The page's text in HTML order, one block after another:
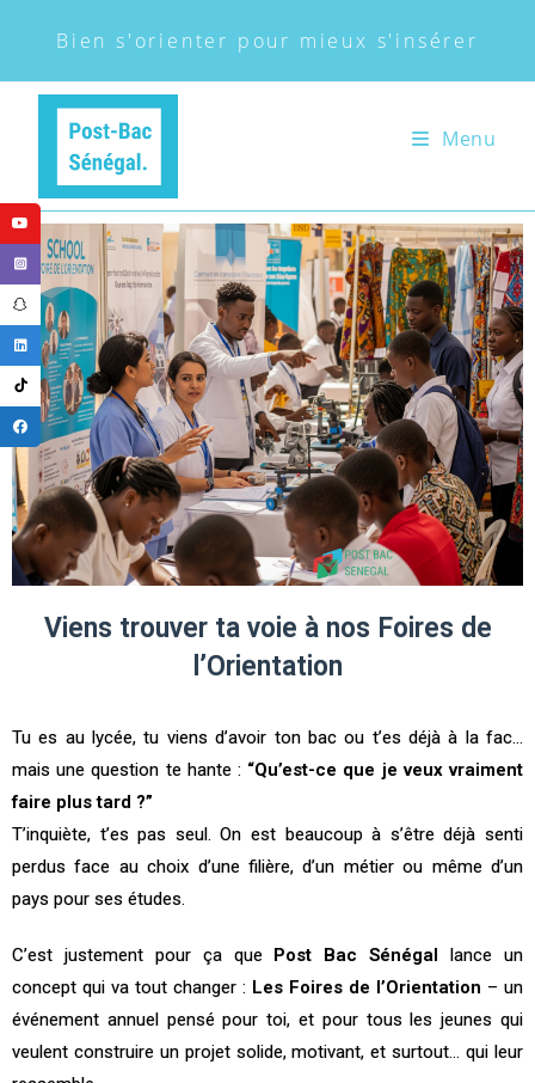
Bien s'orienter pour mieux s'insérer
Menu
Viens trouver ta voie à nos Foires de
l’Orientation
Tu es au lycée, tu viens d’avoir ton bac ou t’es déjà à la fac…
mais une question te hante : “Qu’est-ce que je veux vraiment
faire plus tard ?”
T’inquiète, t’es pas seul. On est beaucoup à s’être déjà senti
perdus face au choix d’une filière, d’un métier ou même d’un
pays pour ses études.
C’est justement pour ça que Post Bac Sénégal lance un
concept qui va tout changer : Les Foires de l’Orientation – un
événement annuel pensé pour toi, et pour tous les jeunes qui
veulent construire un projet solide, motivant, et surtout… qui leur